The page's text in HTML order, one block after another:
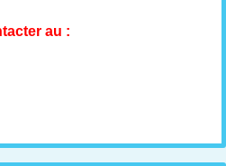
au :